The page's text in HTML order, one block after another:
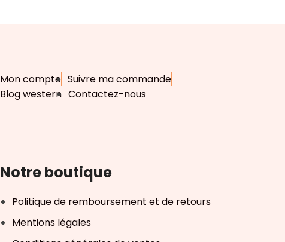
Mon compte Suivre ma commande
Blog western Contactez-nous
Notre boutique
Politique de remboursement et de retours
Mentions légales